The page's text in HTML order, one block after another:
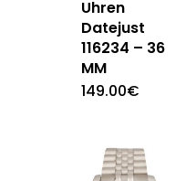
Uhren
Datejust
116234 – 36
MM
149.00€